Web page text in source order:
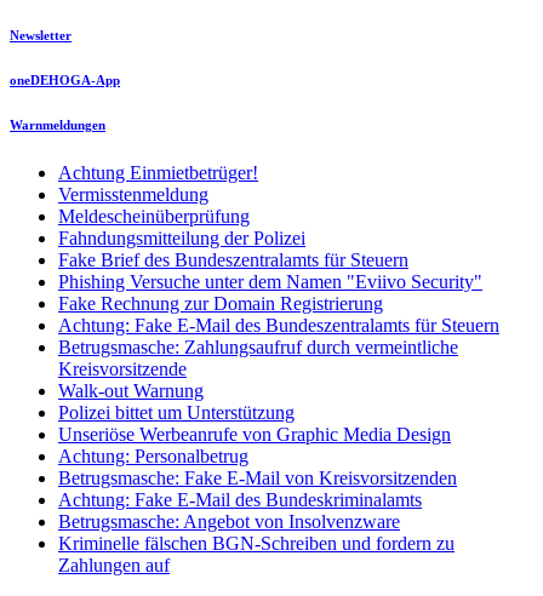
Newsletter
oneDEHOGA-App
Warnmeldungen
Achtung Einmietbetrüger!
Vermisstenmeldung
Meldescheinüberprüfung
Fahndungsmitteilung der Polizei
Fake Brief des Bundeszentralamts für Steuern
Phishing Versuche unter dem Namen "Eviivo Security"
Fake Rechnung zur Domain Registrierung
Achtung: Fake E-Mail des Bundeszentralamts für Steuern
Betrugsmasche: Zahlungsaufruf durch vermeintliche
Kreisvorsitzende
Walk-out Warnung
Polizei bittet um Unterstützung
Unseriöse Werbeanrufe von Graphic Media Design
Achtung: Personalbetrug
Betrugsmasche: Fake E-Mail von Kreisvorsitzenden
Achtung: Fake E-Mail des Bundeskriminalamts
Betrugsmasche: Angebot von Insolvenzware
Kriminelle fälschen BGN-Schreiben und fordern zu
Zahlungen auf